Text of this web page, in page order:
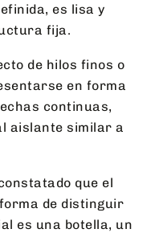
es lisa y
fija.
de hilos finos o
en forma
continuas,
aislante similar a
que el
de distinguir
es una botella, un